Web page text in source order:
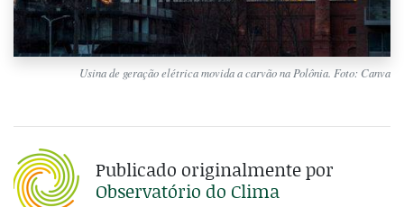
Usina de geração elétrica movida a carvão na Polônia. Foto: Canva
Publicado originalmente por
Observatório do Clima